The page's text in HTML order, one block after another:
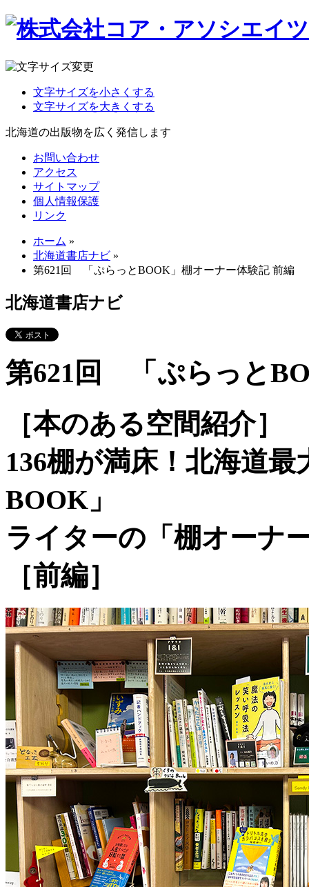
文字サイズを小さくする
文字サイズを大きくする
北海道の出版物を広く発信します
お問い合わせ
アクセス
サイトマップ
個人情報保護
リンク
ホーム »
北海道書店ナビ »
第621回 「ぷらっとBOOK」棚オーナー体験記 前編
北海道書店ナビ
第621回 「ぷらっと
［本のある空間紹介］
136棚が満床！北海道
BOOK」
ライターの「棚オーナ
［前編］